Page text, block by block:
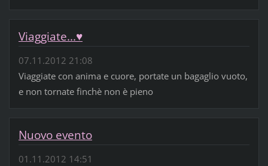
Viaggiate...♥
07.11.2012 21:08
Viaggiate con anima e cuore, portate un bagaglio vuoto,
e non tornate finchè non è pieno
Nuovo evento
01.11.2012 14:51